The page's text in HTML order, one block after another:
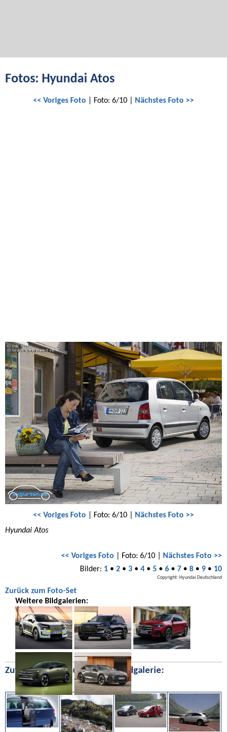
Fotos: Hyundai Atos
<< Voriges Foto | Foto: 6/10 | Nächstes Foto >>
<< Voriges Foto | Foto: 6/10 | Nächstes Foto >>
Hyundai Atos
<< Voriges Foto | Foto: 6/10 | Nächstes Foto >>
Bilder: 1• 2• 3• 4• 5• 6• 7• 8• 9• 10
Copyright: Hyundai Deutschland
Zurück zum Foto-Set
Weitere Bildgalerien:
Zufällige Bilder aus unserer Bildgalerie: